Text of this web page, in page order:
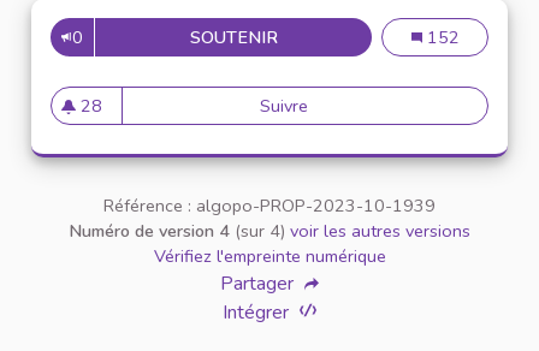
0 SOUTENIRCRÉATION D'UN RÉSEAU DE
Création d'un
152
28
28 abonnés
Suivre Création d'un réseau de
Référence : algopo-PROP-2023-10-1939
Numéro de version 4 (sur 4) voir les autres versions
Vérifiez l'empreinte numérique
Partager
Intégrer